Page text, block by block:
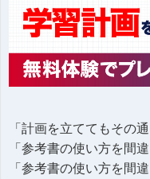
「計画を立ててもその
「参考書の使い方を間
「参考書の使い方を間